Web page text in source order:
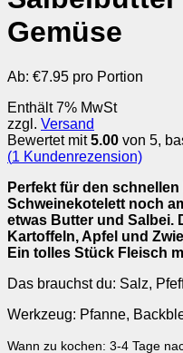
Gemüse
Ab: €7.95 pro Portion
Enthält 7% MwSt
zzgl. Versand
Bewertet mit5.00 von 5,
(1 Kundenrezension)
Perfekt für den
Schweinekotelett noch
etwas Butter und Salbei.
Kartoffeln, Apfel und
Ein tolles Stück Fleisch
Das brauchst du: Salz,
Werkzeug: Pfanne,
Wann zu kochen: 3-4 Tage